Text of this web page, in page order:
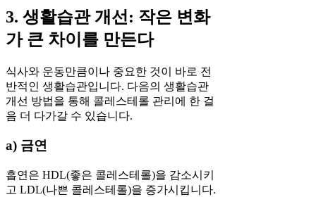
3. 생활습관 개선: 작은 변화
가 큰 차이를 만든다
식사와 운동만큼이나 중요한 것이 바로 전
반적인 생활습관입니다. 다음의 생활습관
개선 방법을 통해 콜레스테롤 관리에 한 걸
음 더 다가갈 수 있습니다.
a) 금연
흡연은 HDL(좋은 콜레스테롤)을 감소시키
고 LDL(나쁜 콜레스테롤)을 증가시킵니다.